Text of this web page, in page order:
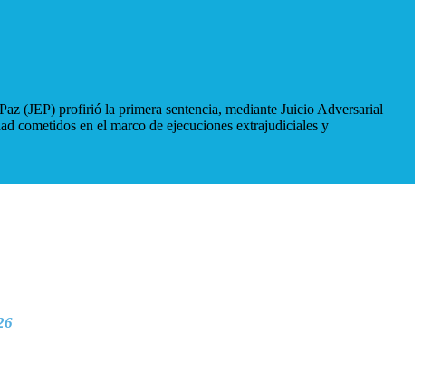
(JEP) profirió la primera sentencia, mediante Juicio Adversarial
cometidos en el marco de ejecuciones extrajudiciales y